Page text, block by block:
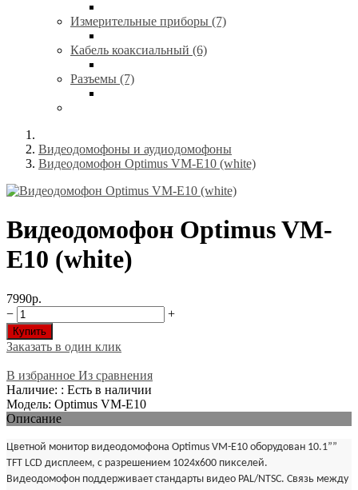
Измерительные приборы (7)
Кабель коаксиальный (6)
Разъемы (7)
Видеодомофоны и аудиодомофоны
Видеодомофон Optimus VM-E10 (white)
Видеодомофон Optimus VM-
E10 (white)
7990р.
−
+
Купить
Заказать в один клик
В избранное Из сравнения
Наличие: : Есть в наличии
Модель: Optimus VM-E10
Описание
Цветной монитор видеодомофона Optimus VM-E10 оборудован 10.1””
TFT LCD дисплеем, с разрешением 1024x600 пикселей.
Видеодомофон поддерживает стандарты видео PAL/NTSC. Связь между